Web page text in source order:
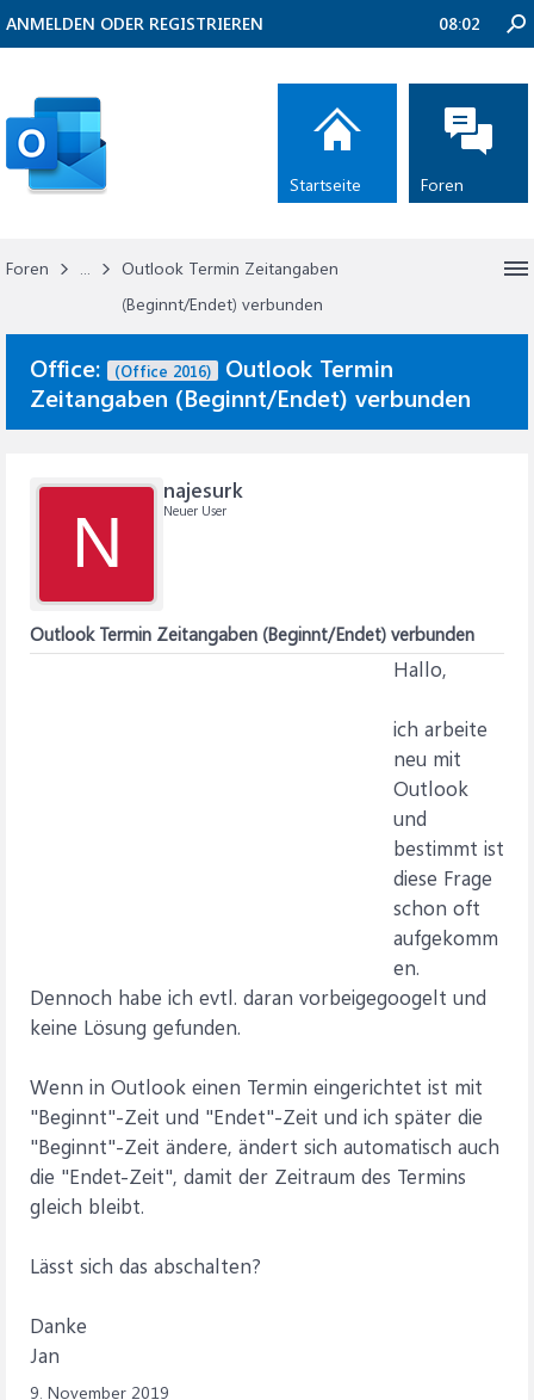
Foren ...
Outlook Termin Zeitangaben
(Beginnt/Endet) verbunden
Office: (Office 2016)
Outlook Termin
Zeitangaben (Beginnt/Endet) verbunden
N
najesurk
Neuer User
Outlook Termin Zeitangaben (Beginnt/Endet) verbunden
Hallo,
ich arbeite
neu mit
Outlook
und
bestimmt ist
diese Frage
schon oft
aufgekomm
en.
Dennoch habe ich evtl. daran vorbeigegoogelt und
keine Lösung gefunden.
Wenn in Outlook einen Termin eingerichtet ist mit
"Beginnt"-Zeit und "Endet"-Zeit und ich später die
"Beginnt"-Zeit ändere, ändert sich automatisch auch
die "Endet-Zeit", damit der Zeitraum des Termins
gleich bleibt.
Lässt sich das abschalten?
Danke
Jan
9. November 2019
ANMELDEN ODER REGISTRIEREN 08:02
Startseite Foren